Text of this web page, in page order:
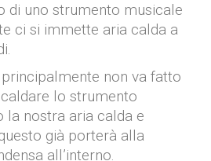
di uno strumento musicale
ci si immette aria calda a
non va fatto
lo strumento
la nostra aria calda e
già porterà alla
all’interno.